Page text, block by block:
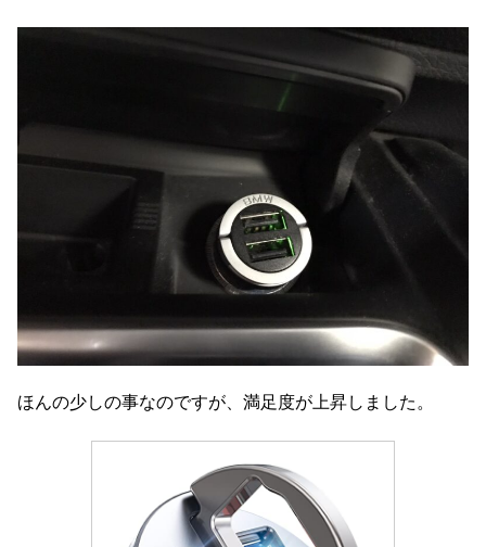
ほんの少しの事なのですが、満足度が上昇しました。